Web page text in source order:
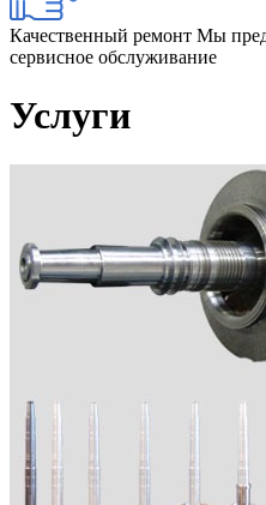
Качественный ремонт Мы
сервисное обслуживание
Услуги